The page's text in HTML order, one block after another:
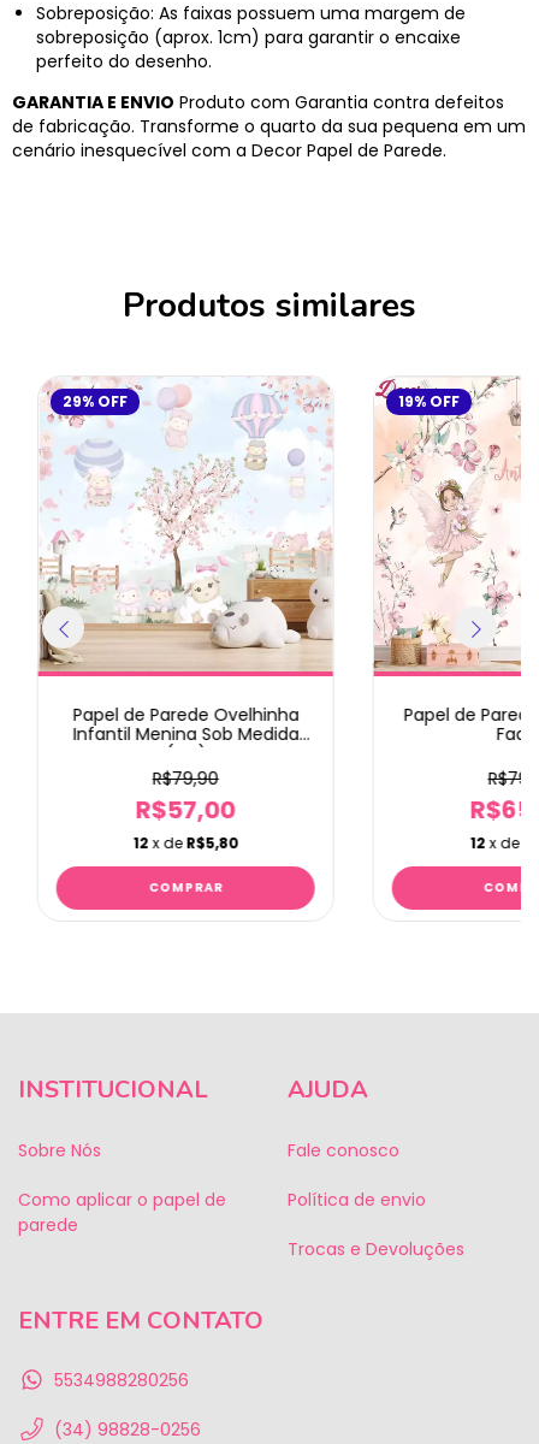
Sobreposição: As faixas possuem uma margem de
sobreposição (aprox. 1cm) para garantir o encaixe
perfeito do desenho.
GARANTIA E ENVIO Produto com Garantia contra defeitos
de fabricação. Transforme o quarto da sua pequena em um
cenário inesquecível com a Decor Papel de Parede.
Produtos similares
29% OFF
Papel de Parede Ovelhinha
Infantil Menina Sob Medida
(m²)
R$79,90
R$57,00
12x deR$5,80
19% OFF
Papel de
12 x de
INSTITUCIONAL
Sobre Nós
Como aplicar o papel de
parede
AJUDA
Fale conosco
Política de envio
Trocas e Devoluções
ENTRE EM CONTATO
5534988280256
(34) 98828-0256